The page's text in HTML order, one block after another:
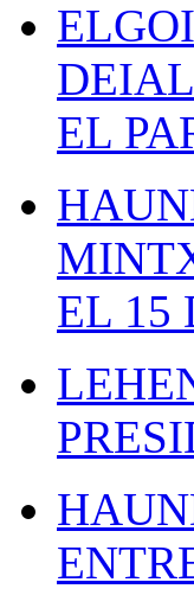
EL
EL 15